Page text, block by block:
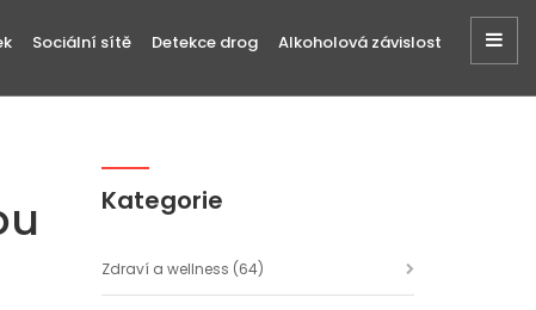
Sociální sítě Detekce drog Alkoholová závislost
Kategorie
Zdraví a wellness (64)